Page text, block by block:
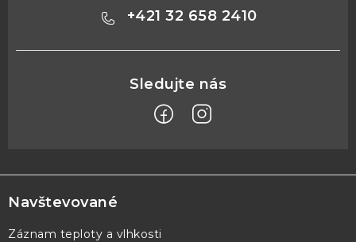
+421 32 658 2410
á
p
ä
Navštevované
Záznam teploty a vlhkosti